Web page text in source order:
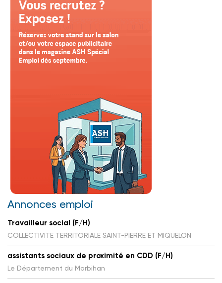
Annonces emploi
Travailleur social (F/H)
COLLECTIVITE TERRITORIALE SAINT-PIERRE ET MIQUELON
assistants sociaux de proximité en CDD (F/H)
Le Département du Morbihan